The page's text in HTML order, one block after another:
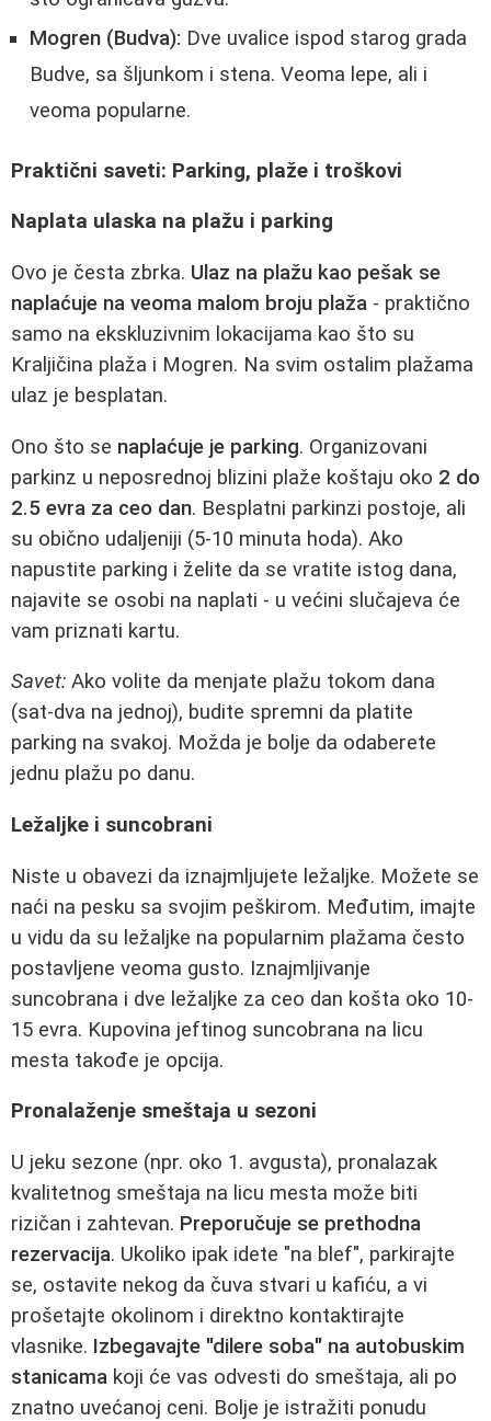
Mogren (Budva): Dve uvalice ispod starog grada
Budve, sa šljunkom i stena. Veoma lepe, ali i
veoma popularne.
Praktični saveti: Parking, plaže i troškovi
Naplata ulaska na plažu i parking
Ovo je česta zbrka. Ulaz na plažu kao pešak se
naplaćuje na veoma malom broju plaža - praktično
samo na ekskluzivnim lokacijama kao što su
Kraljičina plaža i Mogren. Na svim ostalim plažama
ulaz je besplatan.
Ono što se naplaćuje je parking. Organizovani
parkinz u neposrednoj blizini plaže koštaju oko 2 do
2.5 evra za ceo dan. Besplatni parkinzi postoje, ali
su obično udaljeniji (5-10 minuta hoda). Ako
napustite parking i želite da se vratite istog dana,
najavite se osobi na naplati - u većini slučajeva će
vam priznati kartu.
Savet: Ako volite da menjate plažu tokom dana
(sat-dva na jednoj), budite spremni da platite
parking na svakoj. Možda je bolje da odaberete
jednu plažu po danu.
Ležaljke i suncobrani
Niste u obavezi da iznajmljujete ležaljke. Možete se
naći na pesku sa svojim peškirom. Međutim, imajte
u vidu da su ležaljke na popularnim plažama često
postavljene veoma gusto. Iznajmljivanje
suncobrana i dve ležaljke za ceo dan košta oko 10-
15 evra. Kupovina jeftinog suncobrana na licu
mesta takođe je opcija.
Pronalaženje smeštaja u sezoni
U jeku sezone (npr. oko 1. avgusta), pronalazak
kvalitetnog smeštaja na licu mesta može biti
rizičan i zahtevan. Preporučuje se prethodna
rezervacija. Ukoliko ipak idete "na blef", parkirajte
se, ostavite nekog da čuva stvari u kafiću, a vi
prošetajte okolinom i direktno kontaktirajte
vlasnike. Izbegavajte "dilere soba" na autobuskim
stanicama koji će vas odvesti do smeštaja, ali po
znatno uvećanoj ceni. Bolje je istražiti ponudu